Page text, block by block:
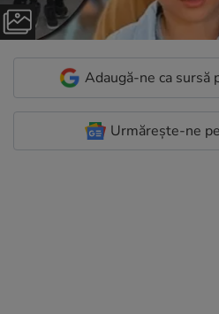
Adaugă-ne ca sursă
Urmărește-ne